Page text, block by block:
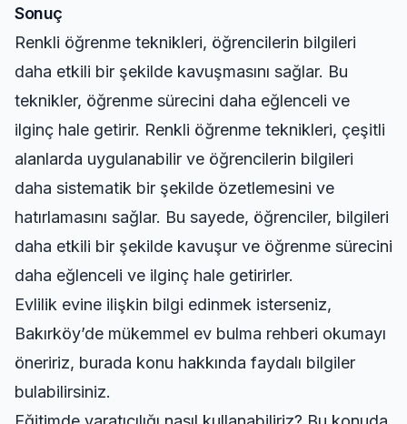
Sonuç
Renkli öğrenme teknikleri, öğrencilerin bilgileri
daha etkili bir şekilde kavuşmasını sağlar. Bu
teknikler, öğrenme sürecini daha eğlenceli ve
ilginç hale getirir. Renkli öğrenme teknikleri, çeşitli
alanlarda uygulanabilir ve öğrencilerin bilgileri
daha sistematik bir şekilde özetlemesini ve
hatırlamasını sağlar. Bu sayede, öğrenciler, bilgileri
daha etkili bir şekilde kavuşur ve öğrenme sürecini
daha eğlenceli ve ilginç hale getirirler.
Evlilik evine ilişkin bilgi edinmek isterseniz,
Bakırköy’de mükemmel ev bulma rehberi okumayı
öneririz, burada konu hakkında faydalı bilgiler
bulabilirsiniz.